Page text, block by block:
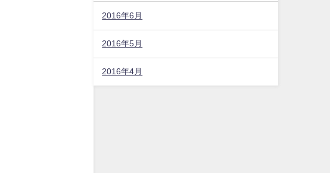
2016年6月
2016年5月
2016年4月